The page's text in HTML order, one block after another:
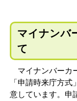
マイナンバ
て
マイナンバーカ
「申請時来庁方
意しています。申